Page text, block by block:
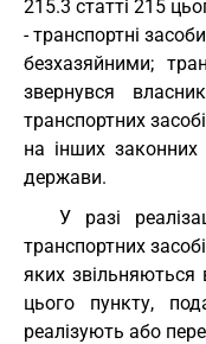
215.3 статті 215
- транспортні
безхазяйними;
звернувся
транспортних
на інших законних
держави.
У разі
транспортних
яких звільняються
цього пункту,
реалізують або